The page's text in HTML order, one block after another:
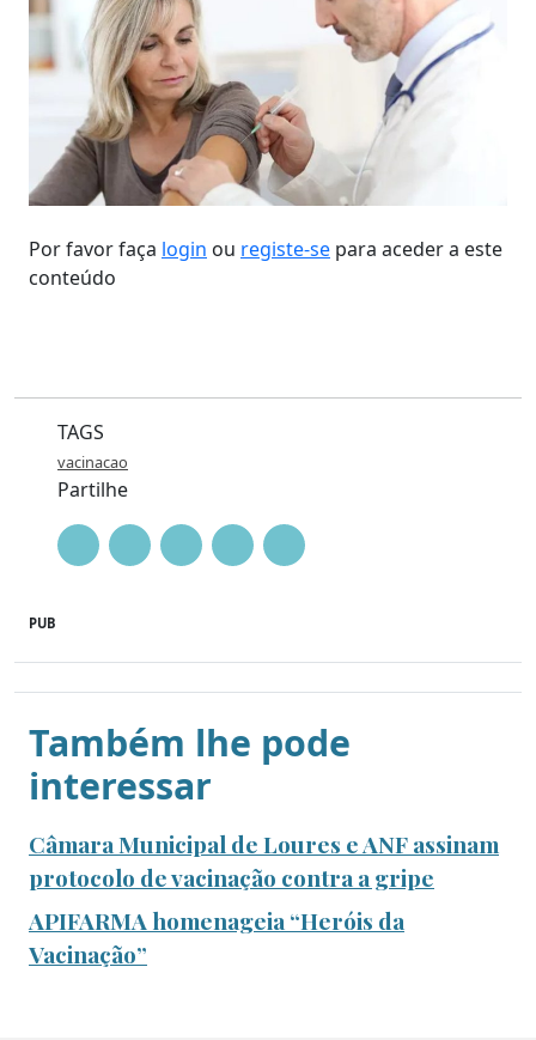
Por favor faça login ou registe-se para aceder a este
conteúdo
TAGS
vacinacao
Partilhe
PUB
Também lhe pode
interessar
Câmara Municipal de Loures e ANF assinam
protocolo de vacinação contra a gripe
APIFARMA homenageia “Heróis da
Vacinação”